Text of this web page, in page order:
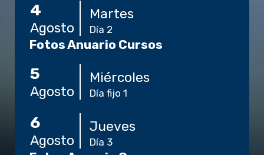
4
Agosto
Martes
Día 2
Fotos Anuario Cursos
5
Agosto
Miércoles
Día fijo 1
6
Agosto
Jueves
Día 3